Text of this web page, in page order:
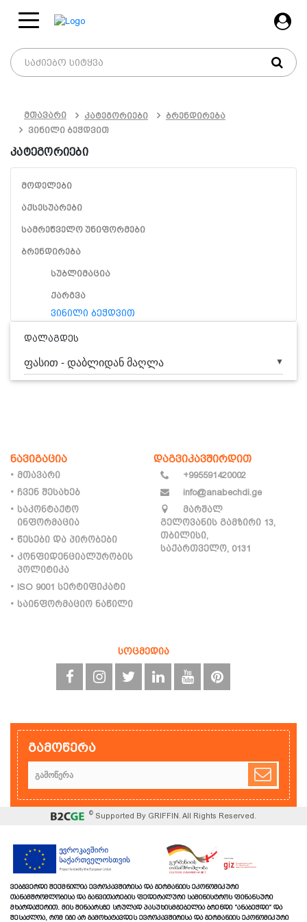
მთავარი კატეგორიები
ბრენდირება
ვინილი ბეჭდვით
კატეგორიები
ᲛᲝᲓᲔᲚᲔᲑᲘ
ᲐᲥᲡᲔᲡᲣᲐᲠᲔᲑᲘ
ᲡᲐᲛᲠᲔᲬᲕᲔᲚᲝ ᲣᲜᲘᲤᲝᲠᲛᲔᲑᲘ
ᲑᲠᲔᲜᲓᲘᲠᲔᲑᲐ
ᲡᲣᲑᲚᲘᲛᲐᲪᲘᲐ
ᲥᲐᲠᲒᲕᲐ
ᲕᲘᲜᲘᲚᲘ ᲑᲔᲭᲓᲕᲘᲗ
დალაგდეს
▼
ნავიგაცია
მთავარი
ჩვენ შესახებ
საკონტაქტო
ინფორმაცია
წესები და პირობები
კონფიდენციალურობის
პოლიტიკა
ISO 9001 სერტიფიკატი
საინფორმაციო ნაწილი
დაგვიკავშირდით
+995591420002
info@anabechdi.ge
მარშალ
გელოვანის გამზირი 13,
თბილისი,
საქართველო, 0131
სოცმედია
გამოწერა
©Supported By GRIFFIN. All Rights Reserved.
ვებგვერდი შექმნილია ევროკავშირისა და გერმანიის ეკონომიკური
თანამშრომლობისა და განვითარების ფედერალური სამინისტროს ფინანსური
მხარდაჭერით. მის შინაარსზე სრულად პასუხისმგებელია ბრენდი “ანაბეჭდი“ და
შესაძლოა, რომ იგი არ გამოხატავდეს ევროკავშირისა და გერმანიის ეკონომიკური